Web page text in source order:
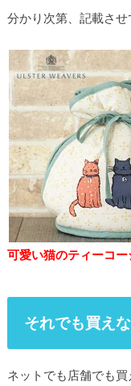
分かり次第、記載させ
可愛い猫のティーコ
それでも買え
ネットでも店舗でも